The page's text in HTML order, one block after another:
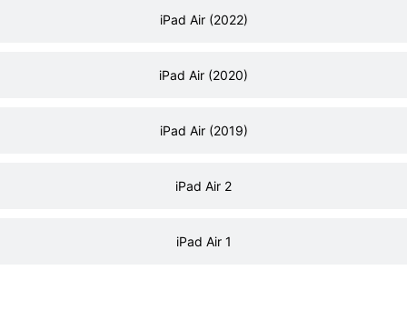
iPad Air (2022)
iPad Air (2020)
iPad Air (2019)
iPad Air 2
iPad Air 1